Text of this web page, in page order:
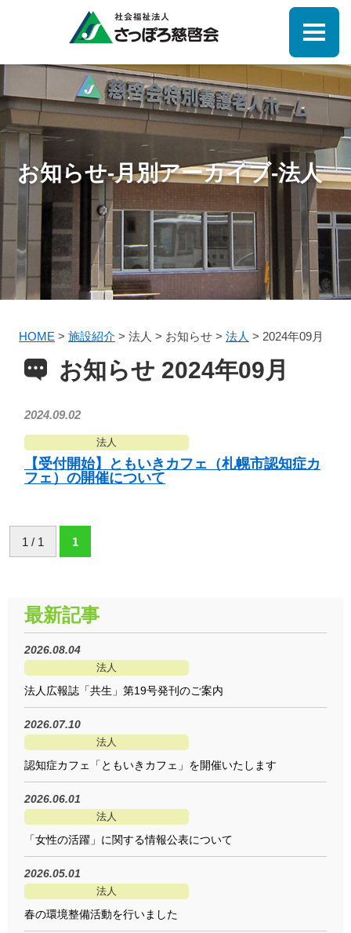
お知らせ-月別アーカイブ-法人
HOME > 施設紹介 > 法人 > お知らせ > 法人 > 2024年09月
お知らせ 2024年09月
2024.09.02
法人
【受付開始】ともいきカフェ（札幌市認知症カ
フェ）の開催について
1 / 1 1
最新記事
2026.08.04
法人
法人広報誌「共生」第19号発刊のご案内
2026.07.10
法人
認知症カフェ「ともいきカフェ」を開催いたします
2026.06.01
法人
「女性の活躍」に関する情報公表について
2026.05.01
法人
春の環境整備活動を行いました